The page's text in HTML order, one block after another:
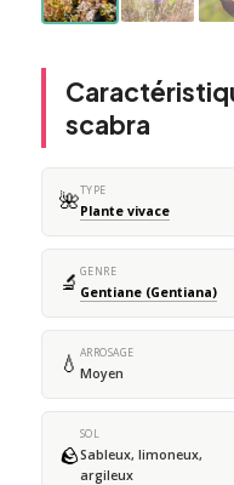
scabra
🌺TYPE
Plante vivace
🔬 GENRE
Gentiane (Gentiana)
💧 ARROSAGE
Moyen
🪨
SOL
Sableux, limoneux,
argileux